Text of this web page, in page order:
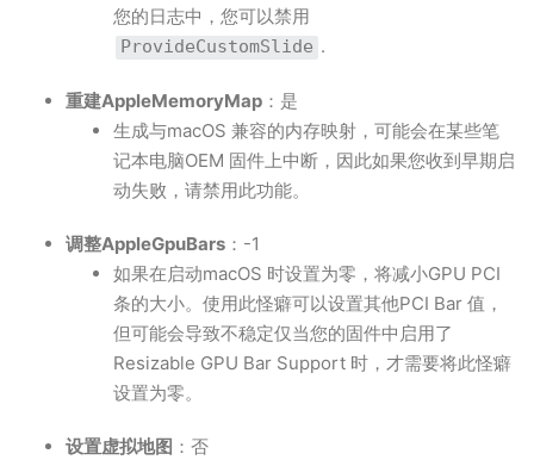
您的日志中，您可以禁用
ProvideCustomSlide .
重建AppleMemoryMap ：是
生成与macOS 兼容的内存映射，可能会在某些笔
记本电脑OEM 固件上中断，因此如果您收到早期启
动失败，请禁用此功能。
调整AppleGpuBars ：-1
如果在启动macOS 时设置为零，将减小GPU PCI
条的大小。使用此怪癖可以设置其他PCI Bar 值，
但可能会导致不稳定仅当您的固件中启用了
Resizable GPU Bar Support 时，才需要将此怪癖
设置为零。
设置虚拟地图 ：否